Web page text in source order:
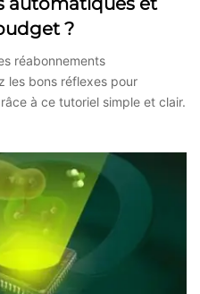
?
réabonnements
les bons réflexes pour
à ce tutoriel simple et clair.